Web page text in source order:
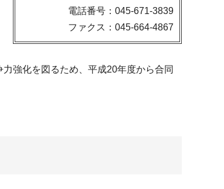
電話番号：045-671-3839
ファクス：045-664-4867
強化を図るため、平成20年度から合同